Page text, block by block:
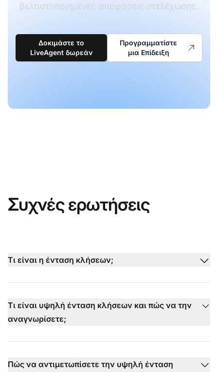
βελτιστοποιημένες αποφάσεις στελέχωσης.
Δοκιμάστε το
LiveAgent δωρεάν
Προγραμματίστε
μια Επίδειξη
Συχνές ερωτήσεις
Τι είναι η ένταση κλήσεων;
Τι είναι υψηλή ένταση κλήσεων και πώς να την
αναγνωρίσετε;
Πώς να αντιμετωπίσετε την υψηλή ένταση